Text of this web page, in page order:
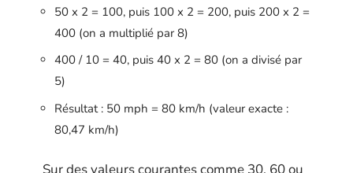
50 x 2 = 100, puis 100 x 2 = 200, puis 200 x 2 =
400 (on a multiplié par 8)
400 / 10 = 40, puis 40 x 2 = 80 (on a divisé par
5)
Résultat : 50 mph = 80 km/h (valeur exacte :
80,47 km/h)